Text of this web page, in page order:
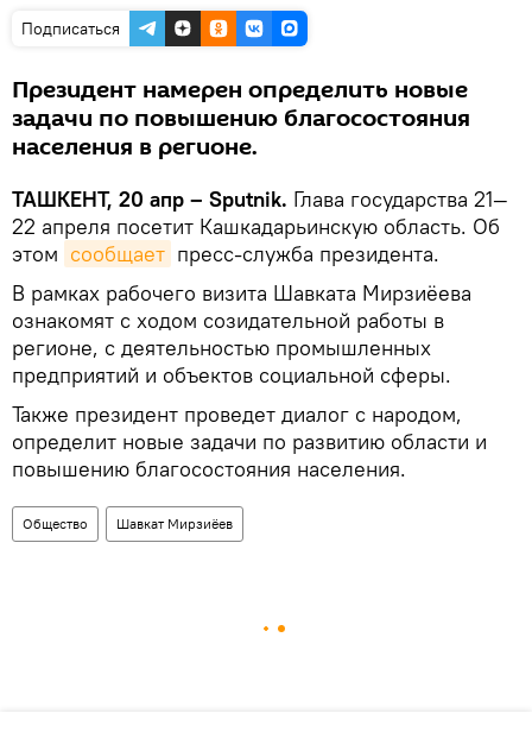
Подписаться
Президент намерен определить новые
задачи по повышению благосостояния
населения в регионе.
ТАШКЕНТ, 20 апр – Sputnik. Глава государства 21—
22 апреля посетит Кашкадарьинскую область. Об
этом сообщает пресс-служба президента.
В рамках рабочего визита Шавката Мирзиёева
ознакомят с ходом созидательной работы в
регионе, с деятельностью промышленных
предприятий и объектов социальной сферы.
Также президент проведет диалог с народом,
определит новые задачи по развитию области и
повышению благосостояния населения.
Общество Шавкат Мирзиёев